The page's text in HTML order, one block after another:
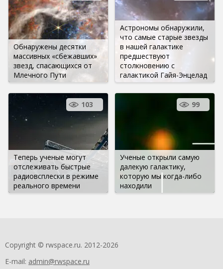
Обнаружены десятки
массивных «сбежавших»
звезд, спасающихся от
Млечного Пути
Астрономы обнаружили,
что самые старые звезды
в нашей галактике
предшествуют
столкновению с
галактикой Гайя-Энцелад
Теперь ученые могут
отслеживать быстрые
радиовсплески в режиме
реального времени
103
Ученые открыли самую
далекую галактику,
которую мы когда-либо
находили
99
Copyright © rwspace.ru. 2012-2026
E-mail: admin@rwspace.ru